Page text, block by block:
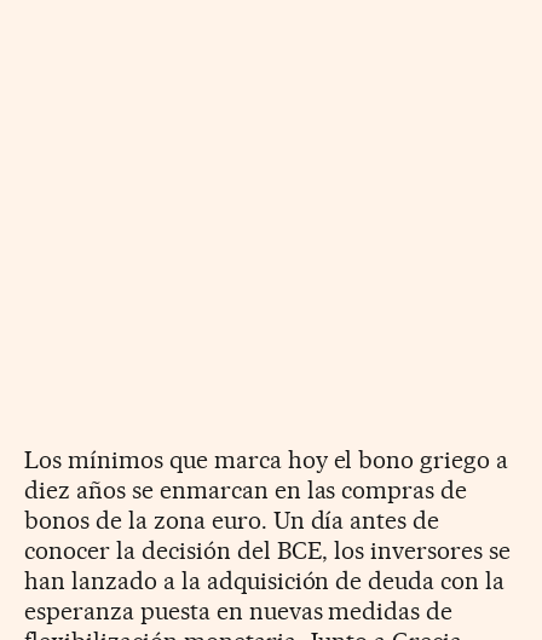
Los mínimos que marca hoy el bono griego a
diez años se enmarcan en las compras de
bonos de la zona euro. Un día antes de
conocer la decisión del BCE, los inversores se
han lanzado a la adquisición de deuda con la
esperanza puesta en nuevas medidas de